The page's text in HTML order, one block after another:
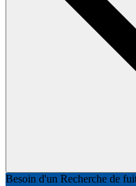
Besoin d'un Recherche de